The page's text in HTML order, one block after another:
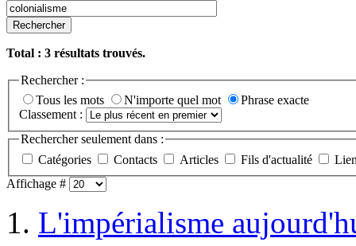
Rechercher
Total : 3 résultats trouvés.
Rechercher :
Tous les mots
N'importe quel mot
Phrase exacte
Classement :
Rechercher seulement dans :
Catégories
Contacts Articles Fils d'actualité
Affichage #
1. L'impérialisme